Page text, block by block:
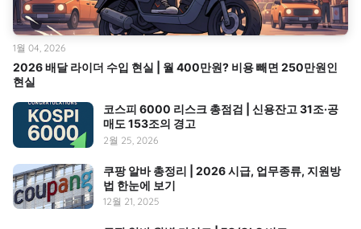
2026 배달 라이더 수입 현실 | 월 400만원? 비용 빼면 250만원인
현실
1월 04, 2026
코스피 6000 리스크 총점검 | 신용잔고 31조·공
매도 153조의 경고
2월 25, 2026
쿠팡 알바 총정리 | 2026 시급, 업무종류, 지원방
법 한눈에 보기
12월 21, 2025